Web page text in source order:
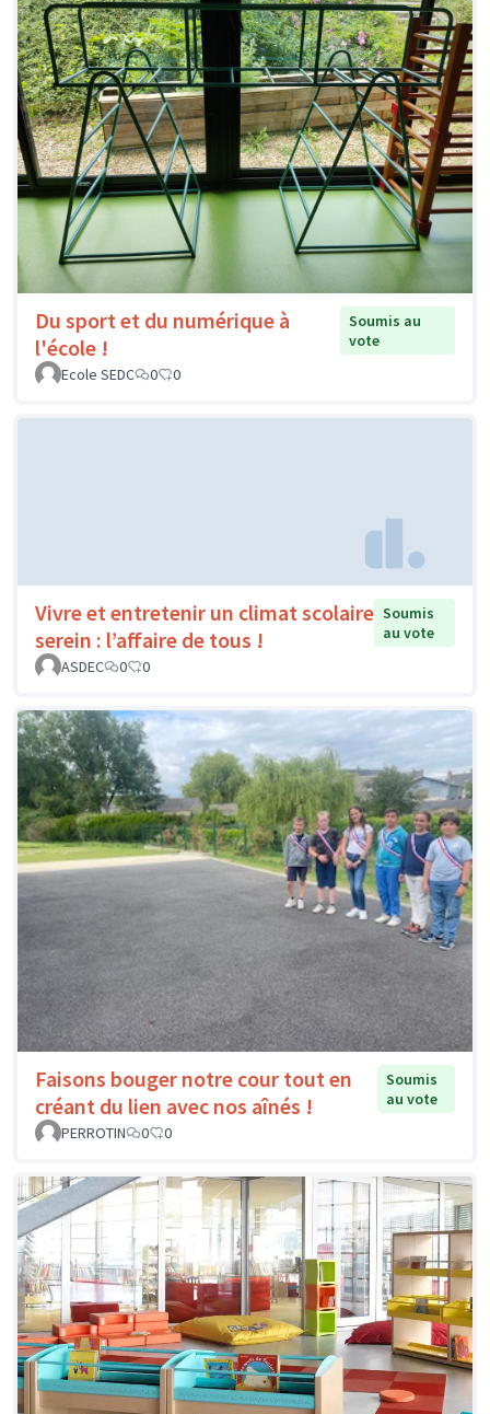
Du sport et du numérique à
l'école !
Soumis au
vote
Ecole SEDC
0 0
Vivre et entretenir un climat scolaire
serein : l’affaire de tous !
Soumis
au vote
ASDEC
0 0
Faisons bouger notre cour tout en
créant du lien avec nos aînés !
Soumis
au vote
PERROTIN
0 0